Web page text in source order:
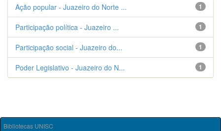
1
Ação popular - Juazeiro do Norte ...
1
Participação política - Juazeiro ...
1
Participação social - Juazeiro do...
1
Poder Legislativo - Juazeiro do N...
Bibliotecas UNISC